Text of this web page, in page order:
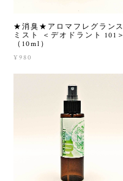
★消臭★アロマフレグランス
ミスト ＜デオドラント 101＞
（10ml）
¥980